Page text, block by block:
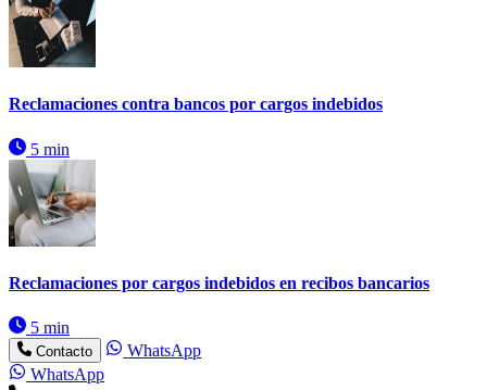
Reclamaciones contra bancos por cargos indebidos
5 min
Reclamaciones por cargos indebidos en recibos bancarios
5 min
Contacto
WhatsApp
WhatsApp